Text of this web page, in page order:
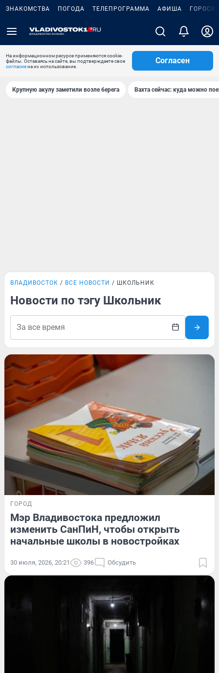
ЗНАКОМСТВА ПОГОДА ТЕЛЕПРОГРАММА АФИША
На информационном ресурсе применяются cookie-
файлы. Оставаясь на сайте, вы подтверждаете свое
согласиена их использование.
Согласен
Крупную акулу заметили возле берега Вахта сейчас: куда можно
ВЛАДИВОСТОК ВСЕ НОВОСТИ ШКОЛЬНИК
Новости по тэгу Школьник
ГОРОД
Мэр Владивостока предложил
изменить СанПиН, чтобы открыть
начальные школы в новостройках
30 июля, 2026, 20:21 396 Обсудить